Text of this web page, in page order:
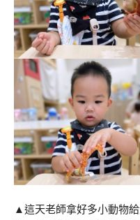
▲這天老師拿好多小動物